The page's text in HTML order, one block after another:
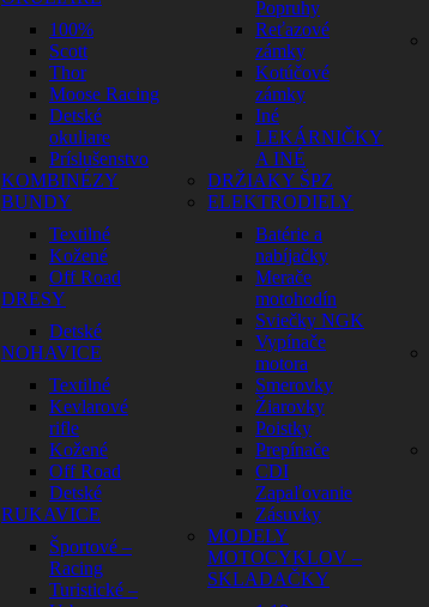
100%
Scott
Thor
Moose Racing
Detské
okuliare
Príslušenstvo
KOMBINÉZY
BUNDY
Textilné
Kožené
Off Road
DRESY
Detské
NOHAVICE
Textilné
Kevlarové
rifle
Kožené
Off Road
Detské
RUKAVICE
Športové –
Racing
Turistické –
Popruhy
Reťazové
zámky
Kotúčové
zámky
Iné
LEKÁRNIČKY
A INÉ
DRŽIAKY ŠPZ
ELEKTRODIELY
Batérie a
nabíjačky
Merače
motohodín
Sviečky NGK
Vypínače
motora
Smerovky
Žiarovky
Poistky
Prepínače
CDI
Zapaľovanie
Zásuvky
MODELY
MOTOCYKLOV –
SKLADAČKY